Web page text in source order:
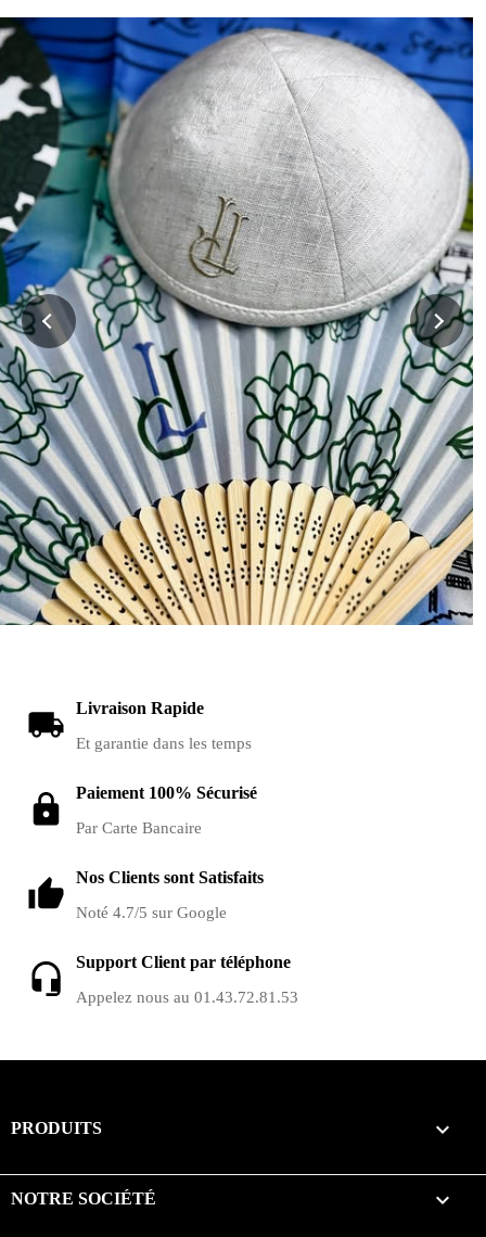
Livraison Rapide
Et garantie dans les temps
Paiement 100% Sécurisé
Par Carte Bancaire
Nos Clients sont Satisfaits
Noté 4.7/5 sur Google
Support Client par téléphone
Appelez nous au 01.43.72.81.53
PRODUITS 
NOTRE SOCIÉTÉ 